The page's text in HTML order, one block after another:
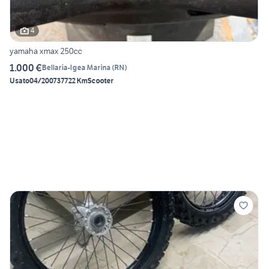
4
yamaha xmax 250cc
1.000 €Bellaria-Igea Marina (RN)
Usato04/200737722 KmScooter